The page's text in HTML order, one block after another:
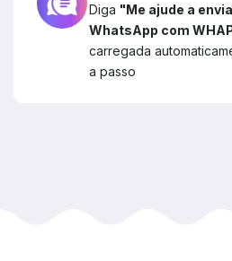
Diga "Me ajude a
WhatsApp com
carregada
a passo